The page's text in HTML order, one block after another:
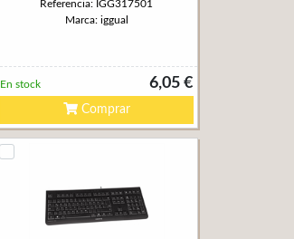
Referencia: IGG317501
Marca: iggual
6,05 €
En stock
Comprar